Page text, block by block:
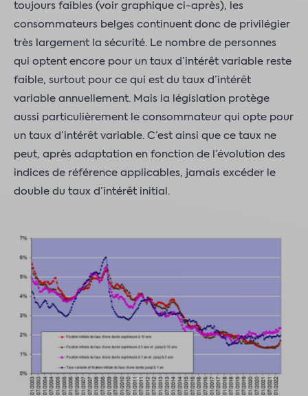
toujours faibles (voir graphique ci-après), les
consommateurs belges continuent donc de privilégier
très largement la sécurité. Le nombre de personnes
qui optent encore pour un taux d’intérêt variable reste
faible, surtout pour ce qui est du taux d’intérêt
variable annuellement. Mais la législation protège
aussi particulièrement le consommateur qui opte pour
un taux d’intérêt variable. C’est ainsi que ce taux ne
peut, après adaptation en fonction de l’évolution des
indices de référence applicables, jamais excéder le
double du taux d’intérêt initial.